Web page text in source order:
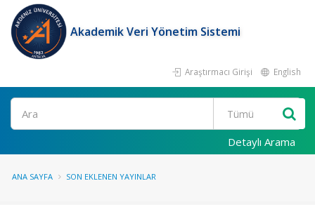
Akademik Veri Yönetim Sistemi
Araştırmacı Girişi English
Ara
Detaylı Arama
ANA SAYFA SON EKLENEN YAYINLAR